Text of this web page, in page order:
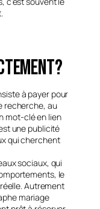
à payer pour
recherche, au
mot-clé en lien
une publicité
qui cherchent
sociaux, qui
le
Autrement
mariage